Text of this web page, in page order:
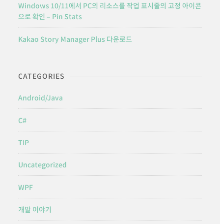
Windows 10/11에서 PC의 리소스를 작업 표시줄의 고정 아이콘
으로 확인 – Pin Stats
Kakao Story Manager Plus 다운로드
CATEGORIES
Android/Java
C#
TIP
Uncategorized
WPF
개발 이야기